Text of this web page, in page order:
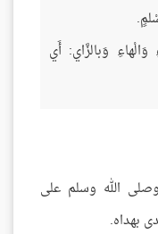
وَبالزَّاي: أَي
الله وسلم على
بهداه.